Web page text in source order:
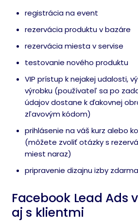
registrácia na event
rezervácia produktu v bazáre
rezervácia miesta v servise
testovanie nového produktu
VIP prístup k nejakej udalosti,
výrobku (používateľ sa po
údajov dostane k ďakovnej
zľavovým kódom)
prihlásenie na váš kurz alebo
(môžete zvoliť otázky s
miest naraz)
pripravenie dizajnu izby
Facebook Lead Ads
aj s klientmi